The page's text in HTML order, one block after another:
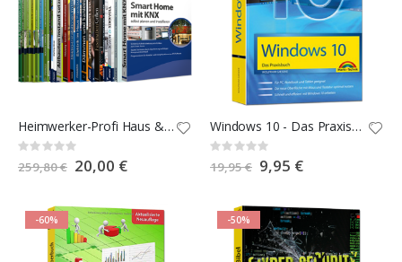
Heimwerker-Profi Haus & Garten 2.0 E-Book-Paket
Rating:
0%
259,80 € Special
Price
20,00 €
Windows 10 - Das Praxisbuch
Rating:
0%
19,95 € Special
Price
9,95 €
-60% -50%